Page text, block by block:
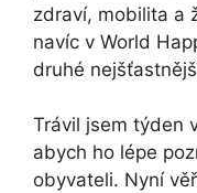
zdraví, mobilita a
navíc v World
druhé
Trávil jsem týden
abych ho lépe
obyvateli. Nyní